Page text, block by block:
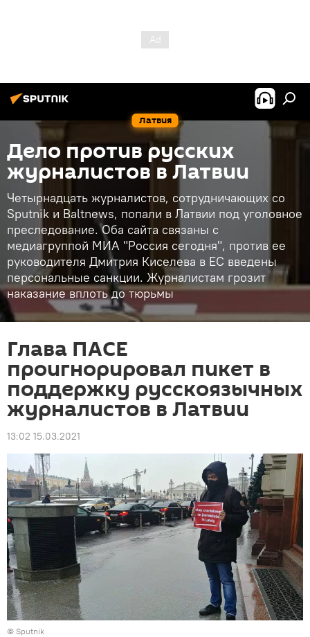
Латвия
Дело против русских
журналистов в Латвии
Четырнадцать журналистов, сотрудничающих со
Sputnik и Baltnews, попали в Латвии под уголовное
преследование. Оба сайта связаны с
медиагруппой МИА "Россия сегодня", против ее
руководителя Дмитрия Киселева в ЕС введены
персональные санкции. Журналистам грозит
наказание вплоть до тюрьмы
Глава ПАСЕ
проигнорировал пикет в
поддержку русскоязычных
журналистов в Латвии
13:02 15.03.2021
© Sputnik